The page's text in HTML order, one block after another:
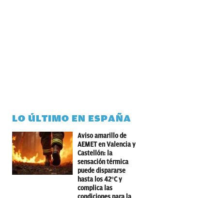
LO ÚLTIMO EN ESPAÑA
Aviso amarillo de
AEMET en Valencia y
Castellón: la
sensación térmica
puede dispararse
hasta los 42ºC y
complica las